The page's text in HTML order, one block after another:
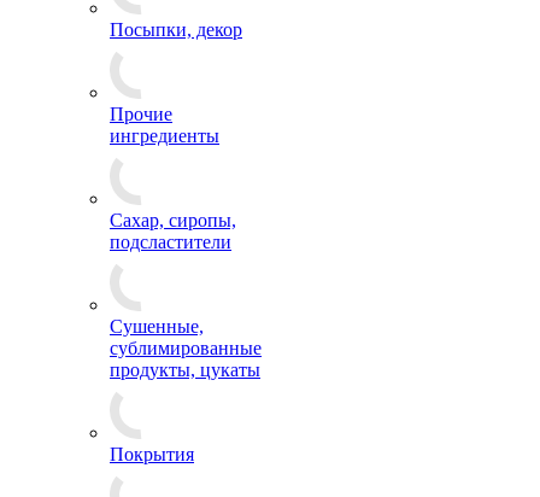
Посыпки, декор
Прочие
ингредиенты
Сахар, сиропы,
подсластители
Сушенные,
сублимированные
продукты, цукаты
Покрытия